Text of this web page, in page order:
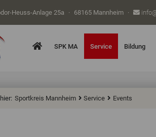
Heuss-Anlage 25a · 68165 Mannheim ·
HomeSPK MA Service Bildung
Sportkreis Mannheim Service Events